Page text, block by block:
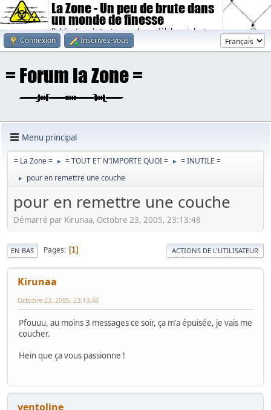
La Zone - Un peu de brute dans
un monde de finesse
Publication de textes sombres, débiles, violents.
Connexion
Inscrivez-vous
Menu principal
= La Zone = ► = TOUT ET N'IMPORTE QUOI = ► = INUTILE =
► pour en remettre une couche
pour en remettre une couche
Démarré par Kirunaa, Octobre 23, 2005, 23:13:48
EN BAS Pages 1 ACTIONS DE L'UTILISATEUR
Kirunaa
Octobre 23, 2005, 23:13:48
Pfouuu, au moins 3 messages ce soir, ça m'a épuisée, je vais me
coucher.
Hein que ça vous passionne !
ventoline